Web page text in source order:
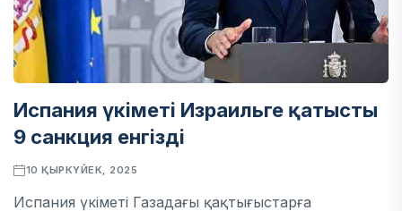
Испания үкіметі Израильге қатысты
9 санкция енгізді
10 ҚЫРКҮЙЕК, 2025
Испания үкіметі Газадағы қақтығыстарға